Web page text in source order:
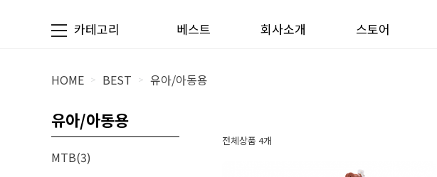
카테고리 베스트 회사소개 스토어
HOME > BEST > 유아/아동용
유아/아동용
MTB(3)
전체상품 4개